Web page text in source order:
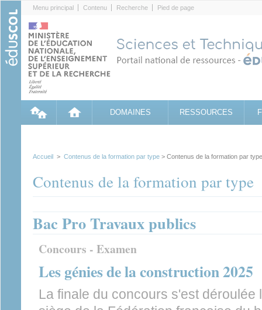
Menu principal Contenu Recherche Pied de page
DOMAINES RESSOURCES
Accueil > Contenus de la formation par type > Contenus de la formation par type
Contenus de la formation par type
Bac Pro Travaux publics
Concours - Examen
Les génies de la construction 2025
La finale du concours s'est déroulée